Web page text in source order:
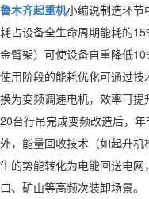
鲁木齐起重机小编说制造环节
耗占设备全生命周期能耗的
金臂架）可使设备自重降低
使用阶段的能耗优化可通过
换为变频调速电机，效率可提
20台行吊完成变频改造后，
外，能量回收技术（如起升
生的势能转化为电能回送电
口、矿山等高频次装卸场景。